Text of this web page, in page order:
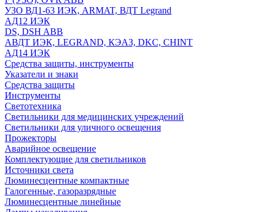
УЗО ВД1-63 ИЭК, ARMAT, ВДТ Legrand
АД12 ИЭК
DS, DSH ABB
АВДТ ИЭК, LEGRAND, КЭАЗ, DKC, CHINT
АД14 ИЭК
Средства защиты, инструменты
Указатели и знаки
Средства защиты
Инструменты
Светотехника
Светильники для медицинских учреждений
Светильники для уличного освещения
Прожекторы
Аварийное освещение
Комплектующие для светильников
Источники света
Люминесцентные компактные
Галогенные, газоразрядные
Люминесцентные линейные